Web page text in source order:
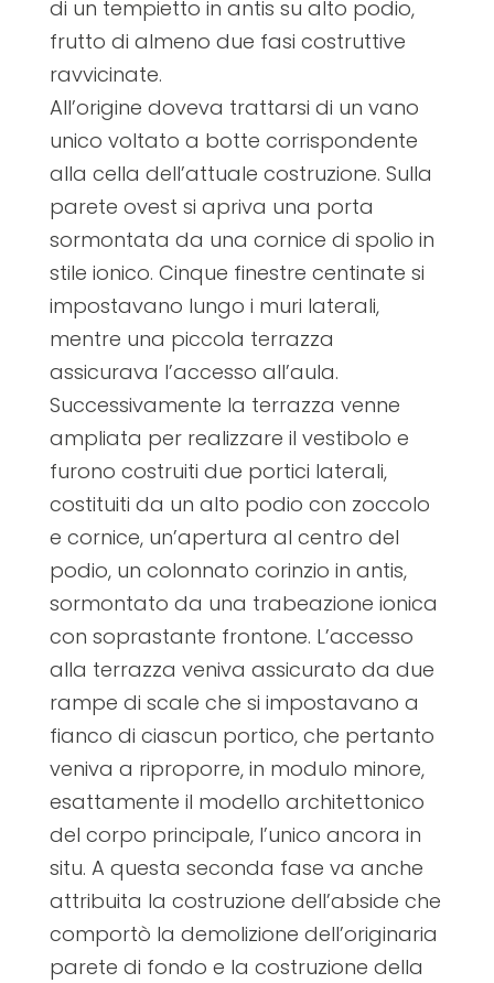
di un tempietto in antis su alto podio,
frutto di almeno due fasi costruttive
ravvicinate.
All’origine doveva trattarsi di un vano
unico voltato a botte corrispondente
alla cella dell’attuale costruzione. Sulla
parete ovest si apriva una porta
sormontata da una cornice di spolio in
stile ionico. Cinque finestre centinate si
impostavano lungo i muri laterali,
mentre una piccola terrazza
assicurava l’accesso all’aula.
Successivamente la terrazza venne
ampliata per realizzare il vestibolo e
furono costruiti due portici laterali,
costituiti da un alto podio con zoccolo
e cornice, un’apertura al centro del
podio, un colonnato corinzio in antis,
sormontato da una trabeazione ionica
con soprastante frontone. L’accesso
alla terrazza veniva assicurato da due
rampe di scale che si impostavano a
fianco di ciascun portico, che pertanto
veniva a riproporre, in modulo minore,
esattamente il modello architettonico
del corpo principale, l’unico ancora in
situ. A questa seconda fase va anche
attribuita la costruzione dell’abside che
comportò la demolizione dell’originaria
parete di fondo e la costruzione della